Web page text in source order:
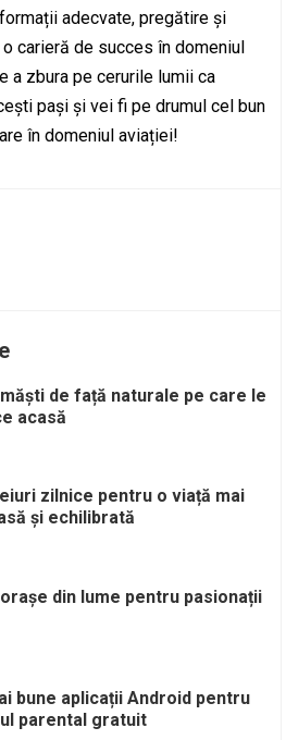
adecvate, pregătire și
carieră de succes în domeniul
a zbura pe cerurile lumii ca
pași și vei fi pe drumul cel bun
în domeniul aviației!
de față naturale pe care le
acasă
zilnice pentru o viață mai
și echilibrată
din lume pentru pasionații
bune aplicații Android pentru
parental gratuit